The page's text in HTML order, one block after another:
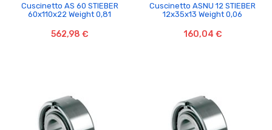
Cuscinetto AS 60 STIEBER
60x110x22 Weight 0,81
562,98 €
Cuscinetto ASNU 12 STIEBER
12x35x13 Weight 0,06
160,04 €